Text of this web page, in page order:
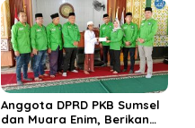
Anggota DPRD PKB Sumsel
dan Muara Enim, Berikan